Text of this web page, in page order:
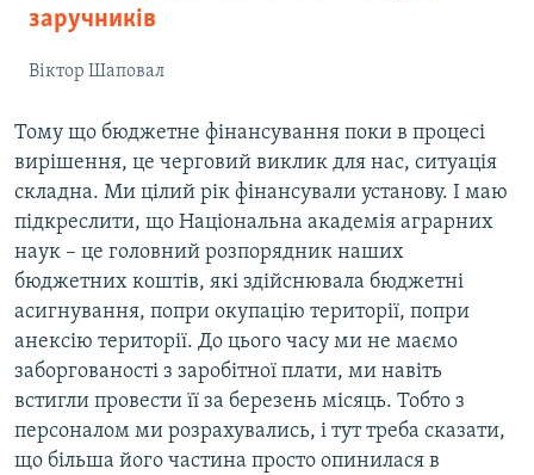
заручників
Віктор Шаповал
Тому що бюджетне фінансування поки в процесі
вирішення, це черговий виклик для нас, ситуація
складна. Ми цілий рік фінансували установу. І маю
підкреслити, що Національна академія аграрних
наук – це головний розпорядник наших
бюджетних коштів, які здійснювала бюджетні
асигнування, попри окупацію території, попри
анексію території. До цього часу ми не маємо
заборгованості з заробітної плати, ми навіть
встигли провести її за березень місяць. Тобто з
персоналом ми розрахувались, і тут треба сказати,
що більша його частина просто опинилася в